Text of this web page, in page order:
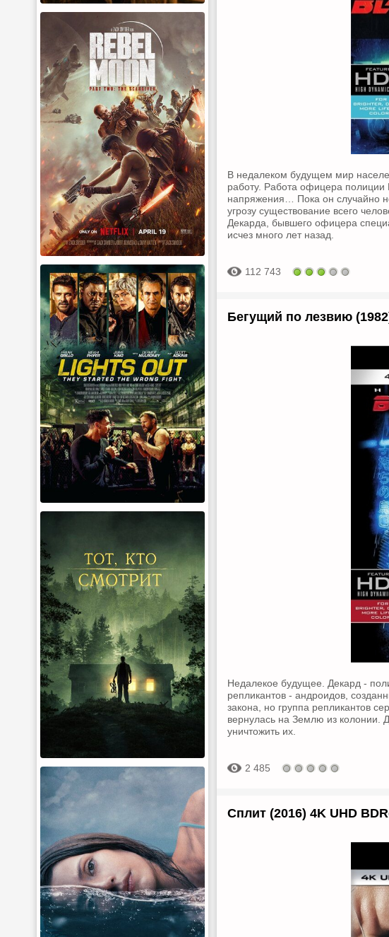
В недалеком будущем мир
работу. Работа офицера
напряжения… Пока он случайно
угрозу существование всего
Декарда, бывшего офицера
исчез много лет назад.
112 743
Бегущий по лезвию
Недалекое будущее. Декард -
репликантов - андроидов,
закона, но группа репликантов
вернулась на Землю из колонии.
уничтожить их.
2 485
Сплит (2016) 4K UHD